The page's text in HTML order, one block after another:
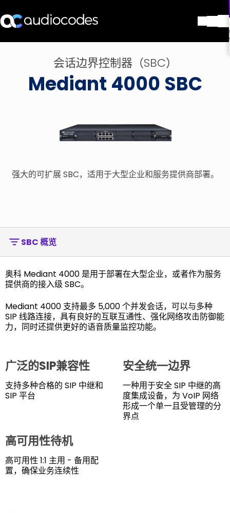
合作伙伴
服务与支持
会话边界控制器（SBC）
Mediant 4000 SBC
强大的可扩展 SBC，适用于大型企业和服务提供商部署。
SBC 概览
奥科 Mediant 4000 是用于部署在大型企业，或者作为服务
提供商的接入级 SBC。
Mediant 4000 支持最多 5,000 个并发会话，可以与多种
SIP 线路连接，具有良好的互联互通性、强化网络攻击防御能
力，同时还提供更好的语音质量监控功能。
广泛的SIP兼容性
支持多种合格的 SIP 中继和
SIP 平台
安全统一边界
一种用于安全 SIP 中继的高
度集成设备，为 VoIP 网络
形成一个单一且受管理的分
界点
高可用性待机
高可用性 1:1 主用 - 备用配
置，确保业务连续性